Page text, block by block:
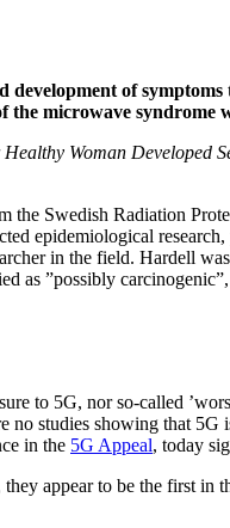
development of
the microwave
Healthy Woman Developed
Swedish Radiation
epidemiological
in the field. Hardell
as ”possibly
to 5G, nor so-called
no studies showing that
in the 5G Appeal, today
appear to be the first in